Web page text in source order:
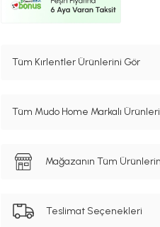
Tüm Kırlentler Ürünlerini Gör
Tüm Mudo Home Markalı
Mağazanın Tüm
Teslimat Seçenekleri